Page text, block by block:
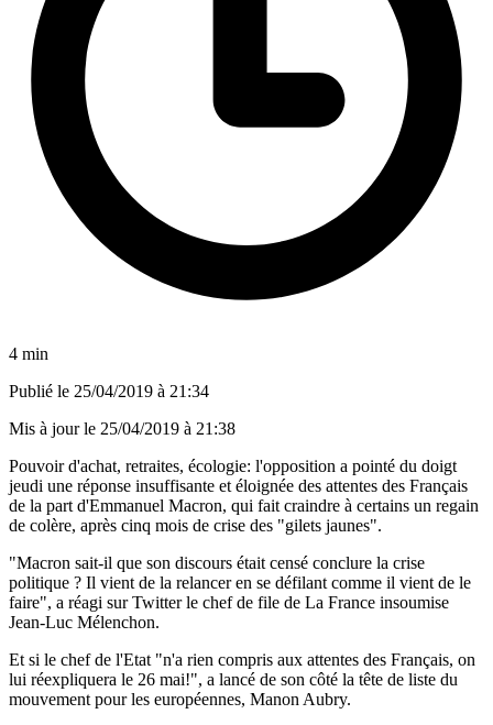
4 min
Publié le 25/04/2019 à 21:34
Mis à jour le 25/04/2019 à 21:38
Pouvoir d'achat, retraites, écologie: l'opposition a pointé du doigt
jeudi une réponse insuffisante et éloignée des attentes des Français
de la part d'Emmanuel Macron, qui fait craindre à certains un regain
de colère, après cinq mois de crise des "gilets jaunes".
"Macron sait-il que son discours était censé conclure la crise
politique ? Il vient de la relancer en se défilant comme il vient de le
faire", a réagi sur Twitter le chef de file de La France insoumise
Jean-Luc Mélenchon.
Et si le chef de l'Etat "n'a rien compris aux attentes des Français, on
lui réexpliquera le 26 mai!", a lancé de son côté la tête de liste du
mouvement pour les européennes, Manon Aubry.